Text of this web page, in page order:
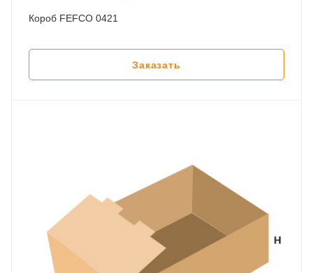
Короб FEFCO 0421
Заказать